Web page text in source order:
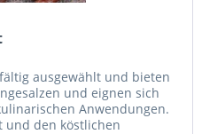
ausgewählt und bieten
und eignen sich
Anwendungen.
und den köstlichen